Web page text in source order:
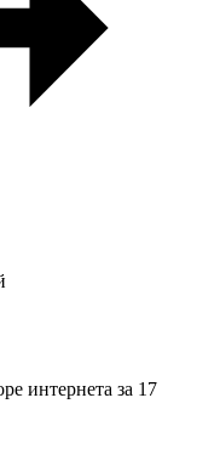
интернета за 17